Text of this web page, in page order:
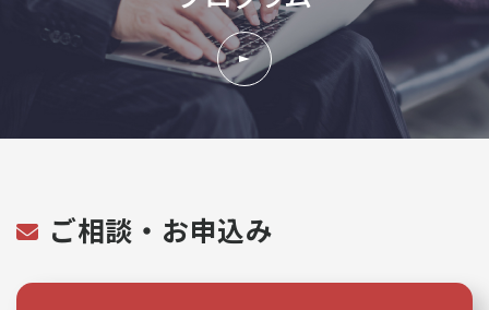
ご相談・お申込み